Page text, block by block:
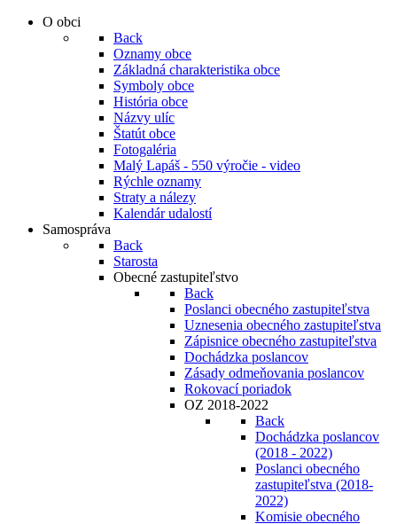
O obci
Back
Oznamy obce
Základná charakteristika obce
Symboly obce
História obce
Názvy ulíc
Štatút obce
Fotogaléria
Malý Lapáš - 550 výročie - video
Rýchle oznamy
Straty a nálezy
Kalendár udalostí
Samospráva
Back
Starosta
Obecné zastupiteľstvo
Back
Poslanci obecného zastupiteľstva
Uznesenia obecného zastupiteľstva
Zápisnice obecného zastupiteľstva
Dochádzka poslancov
Zásady odmeňovania poslancov
Rokovací poriadok
OZ 2018-2022
Back
Dochádzka poslancov
(2018 - 2022)
Poslanci obecného
zastupiteľstva (2018-
2022)
Komisie obecného